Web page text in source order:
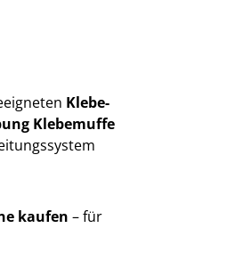
Klebe-
Klebemuffe
kaufen – für